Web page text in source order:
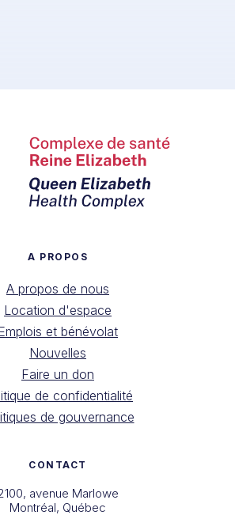
A PROPOS
A propos de nous
Location d'espace
et bénévolat
Nouvelles
Faire un don
de confidentialité
de gouvernance
CONTACT
avenue Marlowe
Montréal, Québec